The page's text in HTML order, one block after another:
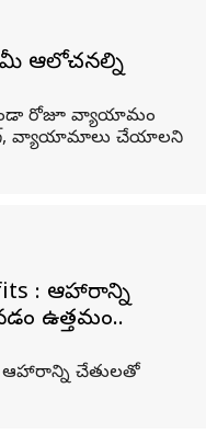
ఆలోచనల్ని
రోజూ వ్యాయామం
వ్యాయామాలు చేయాలని
: ఆహారాన్ని
ఉత్తమం..
ఆహారాన్ని చేతులతో